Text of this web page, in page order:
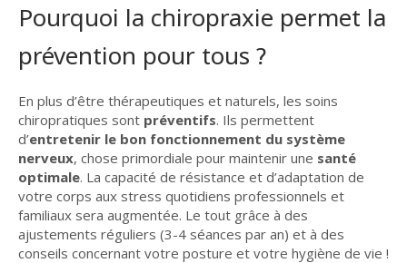
Pourquoi la chiropraxie permet la
prévention pour tous ?
En plus d’être thérapeutiques et naturels, les soins
chiropratiques sont préventifs. Ils permettent
d’entretenir le bon fonctionnement du système
nerveux, chose primordiale pour maintenir une santé
optimale. La capacité de résistance et d’adaptation de
votre corps aux stress quotidiens professionnels et
familiaux sera augmentée. Le tout grâce à des
ajustements réguliers (3-4 séances par an) et à des
conseils concernant votre posture et votre hygiène de vie !